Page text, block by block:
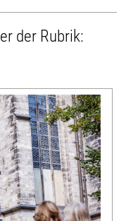
der Rubrik: